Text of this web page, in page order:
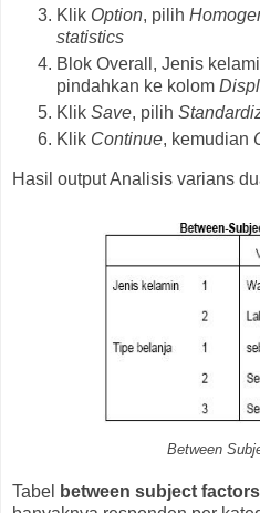
Klik Option, pilih
statistics
Blok Overall, Jenis
pindahkan ke kolom
Klik Save, pilih
Klik Continue, kemudian
Hasil output Analisis varians
Between
Tabel between subject factors